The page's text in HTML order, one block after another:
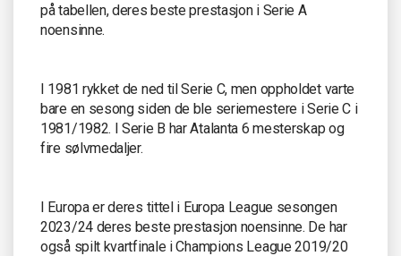
på tabellen, deres beste prestasjon i Serie A
noensinne.
I 1981 rykket de ned til Serie C, men oppholdet varte
bare en sesong siden de ble seriemestere i Serie C i
1981/1982. I Serie B har Atalanta 6 mesterskap og
fire sølvmedaljer.
I Europa er deres tittel i Europa League sesongen
2023/24 deres beste prestasjon noensinne. De har
også spilt kvartfinale i Champions League 2019/20